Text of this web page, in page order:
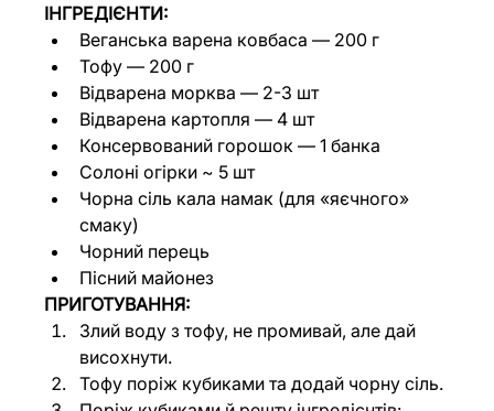
ІНГРЕДІЄНТИ:
Веганська варена ковбаса — 200 г
Тофу — 200 г
Відварена морква — 2-3 шт
Відварена картопля — 4 шт
Консервований горошок — 1 банка
Солоні огірки ~ 5 шт
Чорна сіль кала намак (для «яєчного»
смаку)
Чорний перець
Пісний майонез
ПРИГОТУВАННЯ:
Злий воду з тофу, не промивай, але дай
висохнути.
Тофу поріж кубиками та додай чорну сіль.